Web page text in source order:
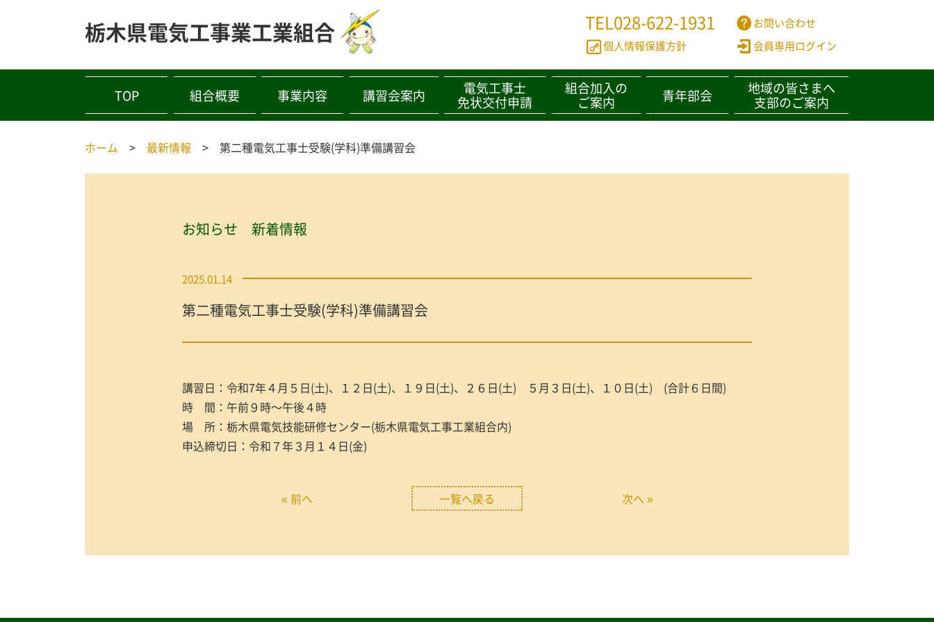
栃木県電気工事業工業組合 TEL028-622-1931
お問い合わせ
個人情報保護方針
会員専用ログイン
TOP 組合概要 事業内容 講習会案内 電気工事士
免状交付申請
組合加入の
ご案内 青年部会 地域の皆さまへ
支部のご案内
ホーム 最新情報 第二種電気工事士受験(学科)準備講習会
お知らせ 新着情報
2025.01.14
第二種電気工事士受験(学科)準備講習会
講習日：令和7年４月５日(土)、１２日(土)、１９日(土)、２６日(土) ５月３日(土)、１０日(土) (合計６日間)
時 間：午前９時～午後４時
場 所：栃木県電気技能研修センター(栃木県電気工事工業組合内)
申込締切日：令和７年３月１４日(金)
« 前へ 一覧へ戻る 次へ »